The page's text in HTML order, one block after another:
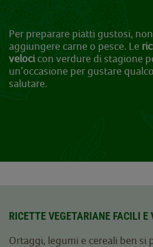
Per preparare piatti gustosi,
aggiungere carne o pesce. Le
velocicon verdure di stagione
un’occasione per gustare
salutare.
RICETTE VEGETARIANE FACILI E
Ortaggi, legumi e cereali ben si